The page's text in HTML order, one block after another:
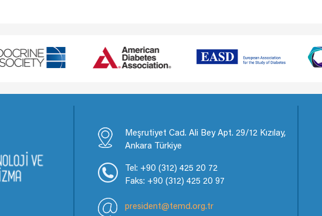
Meşrutiyet Cad. Ali Bey Apt. 29/12 Kızılay,
Ankara Türkiye
Tel: +90 (312) 425 20 72
Faks: +90 (312) 425 20 97
president@temd.org.tr